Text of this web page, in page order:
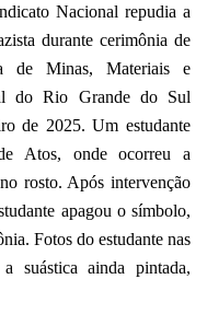
Nacional repudia a
durante cerimônia de
de Minas, Materiais e
do Rio Grande do Sul
de 2025. Um estudante
Atos, onde ocorreu a
rosto. Após intervenção
apagou o símbolo,
Fotos do estudante nas
suástica ainda pintada,